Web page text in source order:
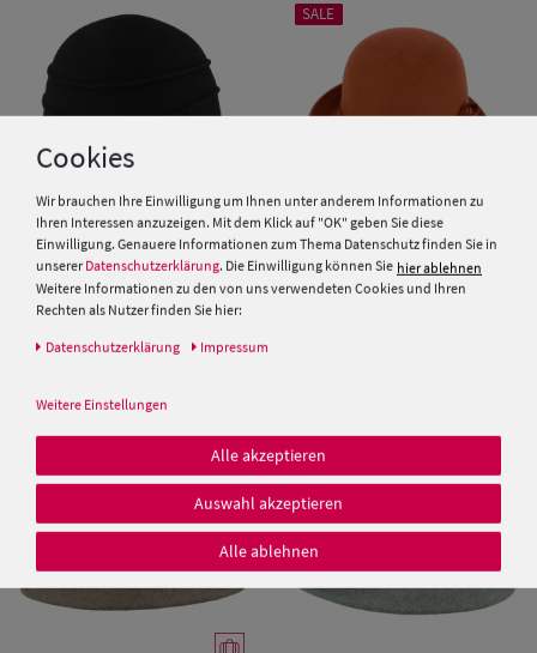
Kleine Damen Glocke mit
Biesen und modischer Schleife
SALE
Fiebig unifarbener Wollfilzhut
Cookies
Wir brauchen Ihre Einwilligung um Ihnen unter anderem Informationen zu
Ihren Interessen anzuzeigen. Mit dem Klick auf "OK" geben Sie diese
Einwilligung. Genauere Informationen zum Thema Datenschutz finden Sie in
unserer Datenschutzerklärung. Die Einwilligung können Sie hier ablehnen
Weitere Informationen zu den von uns verwendeten Cookies und Ihren
Rechten als Nutzer finden Sie hier:
Daten­schutz­erklärung Impressum
Weitere Einstellungen
Alle akzeptieren
Auswahl akzeptieren
Alle ablehnen